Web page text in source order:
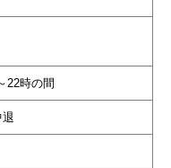
川越駅徒歩12分
5 …
22時の間